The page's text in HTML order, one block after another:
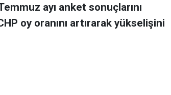
ayı anket sonuçlarını
oy oranını artırarak yükselişini